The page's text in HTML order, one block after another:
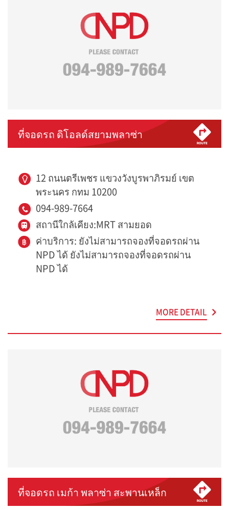
ที่จอดรถ ดิโอลด์สยามพลาซ่า
12 ถนนตรีเพชร แขวงวังบูรพาภิรมย์ เขต
พระนคร กทม 10200
094-989-7664
สถานีใกล้เคียง:MRT สามยอด
ค่าบริการ: ยังไม่สามารถจองที่จอดรถผ่าน
NPD ได้ ยังไม่สามารถจองที่จอดรถผ่าน
NPD ได้
MORE DETAIL
ที่จอดรถ เมก้า พลาซ่า สะพานเหล็ก